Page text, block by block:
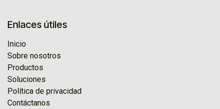
Enlaces útiles
Inicio
Sobre nosotros
Productos
Soluciones
Política de privacidad
Contáctanos